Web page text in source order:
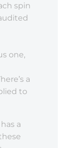
spin
one,
a
to
a